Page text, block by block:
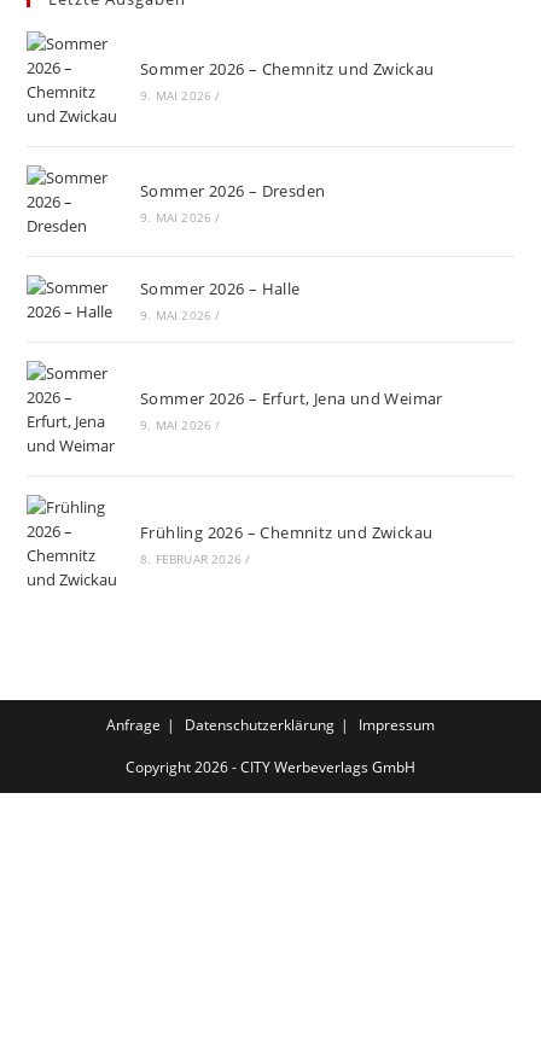
Sommer 2026 – Chemnitz und Zwickau
9. MAI 2026 /
Sommer 2026 – Dresden
9. MAI 2026 /
Sommer 2026 – Halle
9. MAI 2026 /
Sommer 2026 – Erfurt, Jena und Weimar
9. MAI 2026 /
Frühling 2026 – Chemnitz und Zwickau
8. FEBRUAR 2026 /
Anfrage Datenschutzerklärung Impressum
Copyright 2026 - CITY Werbeverlags GmbH